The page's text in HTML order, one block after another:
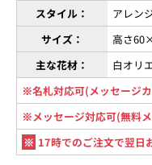
スタイル：
アレン
サイズ：
高さ
主な花材：
白オリ
※名札対応可(メッセージ
※メッセージ対応可(無料
※ 17時でのご注文で翌日